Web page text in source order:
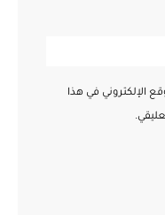
الإلكتروني في هذا